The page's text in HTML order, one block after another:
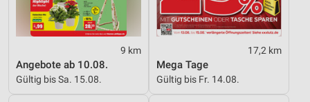
9 km
Angebote ab 10.08.
Gültig bis Sa. 15.08.
17,2 km
Mega Tage
Gültig bis Fr. 14.08.